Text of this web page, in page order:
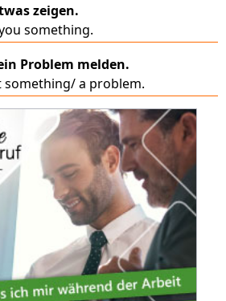
zeigen.
something.
Problem melden.
a problem.